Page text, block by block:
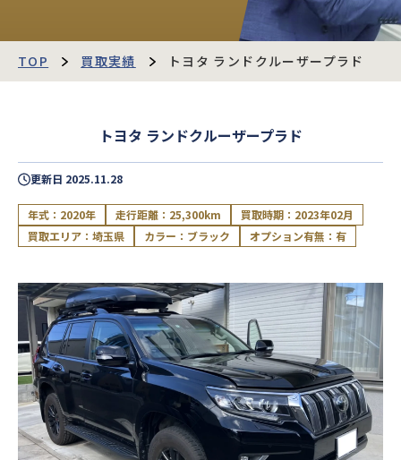
運営会社
最強買取マガジン
TOP 買取実績 トヨタ ランドクルーザープラド
トヨタ ランドクルーザープラド
更新日 2025.11.28
年式：2020年 走行距離：25,300km
買取時期：2023年02月
買取エリア：埼玉県
カラー：ブラック オプション有無：有